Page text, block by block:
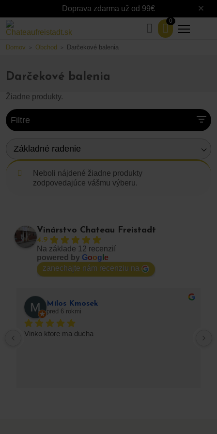
Doprava zdarma už od 99€
0
Domov > Obchod > Darčekové balenia
Darčekové balenia
Žiadne produkty.
Filtre
Základné radenie
Neboli nájdené žiadne produkty
zodpovedajúce vášmu výberu.
Vinárstvo Chateau Freistadt
4.9
Na základe 12 recenzií
powered by Goog e
zanechajte nám recenziu na
Milos Kmosek
pred 6 rokmi
Vinko ktore ma ducha